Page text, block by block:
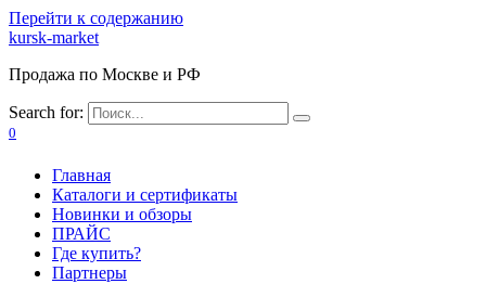
Перейти к содержанию
kursk-market
Продажа по Москве и РФ
Search for:
0
Главная
Каталоги и сертификаты
Новинки и обзоры
ПРАЙС
Где купить?
Партнеры